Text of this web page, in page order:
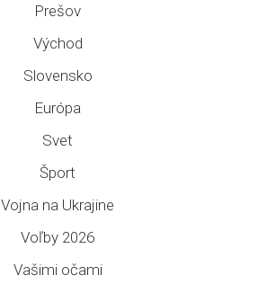
Prešov
Východ
Slovensko
Európa
Svet
Šport
Vojna na Ukrajine
Voľby 2026
Vašimi očami